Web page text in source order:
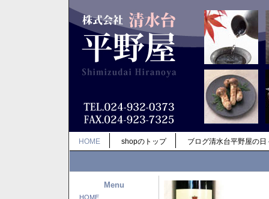
HOME shopのトップ ブログ清水台平野屋の日
Menu
HOME